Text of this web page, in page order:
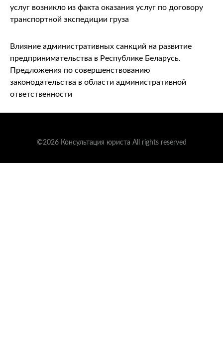
услуг возникло из факта оказания услуг по договору
транспортной экспедиции груза
Влияние административных санкций на развитие
предпринимательства в Республике Беларусь.
Предложения по совершенствованию
законодательства в области административной
ответственности
©2026 Консультация юриста All rights reserved